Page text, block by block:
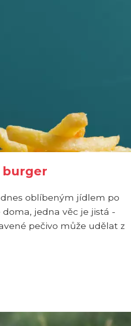
burger
oblíbeným jídlem po
jedna věc je jistá -
pečivo může udělat z